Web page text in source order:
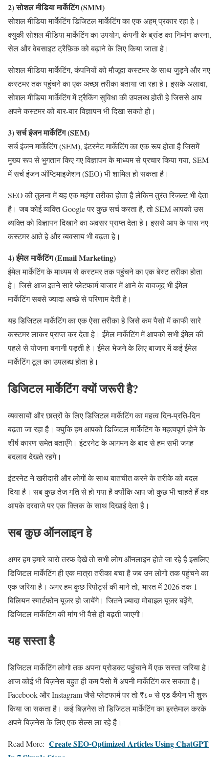
2) सोशल मीडिया मार्केटिंग (SMM)
सोशल मीडिया मार्केटिंग डिजिटल मार्केटिंग का एक अहम् प्रकार रहा हे।
क्युकी सोशल मीडिया मार्केटिंग का उपयोग, कंपनी के ब्रांड का निर्माण करना,
सेल और वेबसाइट ट्रैफ़िक को बढ़ाने के लिए किया जाता हे।
सोशल मीडिया मार्केटिंग, कंपनियों को मौजूदा कस्टमर के साथ जुड़ने और नए
कस्टमर तक पहुंचने का एक अच्छा तरीका बताया जा रहा हे। इसके अलावा,
सोशल मीडिया मार्केटिंग में ट्रैकिंग सुविधा की उपलब्ध होती हे जिससे आप
अपने कस्टमर को बार-बार विज्ञापन भी दिखा सकते हो।
3) सर्च इंजन मार्केटिंग (SEM)
सर्च इंजन मार्केटिंग (SEM), इंटरनेट मार्केटिंग का एक रूप होता है जिसमें
मुख्य रूप से भुगतान किए गए विज्ञापन के माध्यम से प्रचार किया गया, SEM
में सर्च इंजन ऑप्टिमाइजेशन (SEO) भी शामिल हो सकता है।
SEO की तुलना में यह एक महंगा तरीका होता है लेकिन तुरंत रिजल्ट भी देता
है। जब कोई व्यक्ति Google पर कुछ सर्च करता है, तो SEM आपको उस
व्यक्ति को विज्ञापन दिखाने का अवसर प्राप्त देता हे। इससे आप के पास नए
कस्टमर आते हे और व्यवसाय भी बढ़ता हे।
4) ईमेल मार्केटिंग (Email Marketing)
ईमेल मार्केटिंग के माध्यम से कस्टमर तक पहुंचने का एक बेस्ट तरीका होता
हे। जिसे आज इतने सारे प्लेटफार्म बाजार में आने के बावजूद भी ईमेल
मार्केटिंग सबसे ज्यादा अच्छे से परिणाम देती हे।
यह डिजिटल मार्केटिंग का एक ऐसा तरीका हे जिसे कम पैसो में काफी सारे
कस्टमर लाकर प्राप्त कर देता हे। ईमेल मार्केटिंग में आपको सभी ईमेल की
पहले से योजना बनानी पड़ती हे। ईमेल भेजने के लिए बाजार में कई ईमेल
मार्केटिंग टूल का उपलब्ध होता हे।
डिजिटल मार्केटिंग क्यों जरूरी है?
व्यवसायों और छात्रों के लिए डिजिटल मार्केटिंग का महत्व दिन-प्रति-दिन
बढ़ता जा रहा है। क्युकि हम आपको डिजिटल मार्केटिंग के महत्वपूर्ण होने के
शीर्ष कारण समेत बताएँगे। इंटरनेट के आगमन के बाद से हम सभी जगह
बदलाव देखते रहगे।
इंटरनेट ने खरीदारी और लोगों के साथ बातचीत करने के तरीके को बदल
दिया है। सब कुछ तेज गति से हो गया है क्योंकि आप जो कुछ भी चाहते हैं वह
आपके दरवाजे पर एक क्लिक के साथ दिखाई देता है।
सब कुछ ऑनलाइन हे
अगर हम हमारे चारो तरफ देखे तो सभी लोग ऑनलाइन होते जा रहे है इसलिए
डिजिटल मार्केटिंग ही एक मात्रा तरीका बचा है जब उन लोगो तक पहुंचने का
एक जरिया है। अगर हम कुछ रिपोर्ट्स की माने तो, भारत में 2026 तक 1
बिलियन स्मार्टफोन यूजर हो जायेंगे। जितने ज़्यादा मोबाइल यूजर बढ़ेंगे,
डिजिटल मार्केटिंग की मांग भी वैसे ही बढ़ती जाएगी।
यह सस्ता है
डिजिटल मार्केटिंग लोगो तक अपना प्रोडक्ट पहुंचाने में एक सस्ता जरिया हे।
आज कोई भी बिज़नेस बहुत ही कम पैसो में अपनी मार्केटिंग कर सकता है।
Facebook और Instagram जैसे प्लेटफार्म पर तो ₹८० से एड कैंपेन भी शुरू
किया जा सकता है। कई बिज़नेस तो डिजिटल मार्केटिंग का इस्तेमाल करके
अपने बिज़नेस के लिए एक सेल्स ला रहे है।
Read More:-Create SEO-Optimized Articles Using ChatGPT